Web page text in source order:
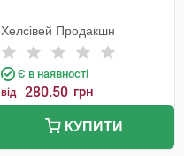
Хелсівей Продакшн
Є в наявності
від 280.50 грн
КУПИТИ